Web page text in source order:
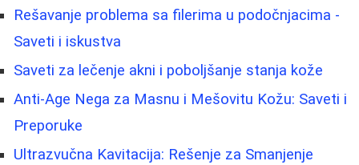
Rešavanje problema sa filerima u podočnjacima -
Saveti i iskustva
Saveti za lečenje akni i poboljšanje stanja kože
Anti-Age Nega za Masnu i Mešovitu Kožu: Saveti i
Preporuke
Ultrazvučna Kavitacija: Rešenje za Smanjenje